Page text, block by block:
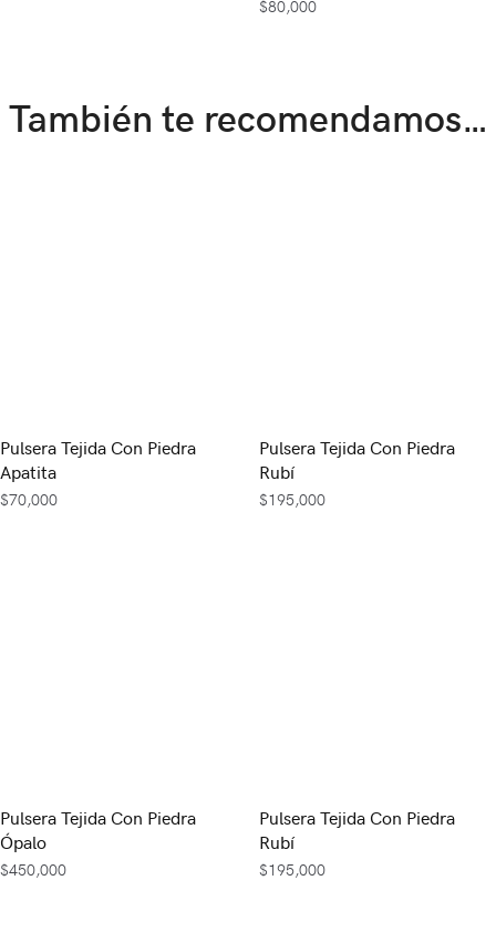
$80,000
También te recomendamos…
Pulsera Tejida Con Piedra
Apatita
$70,000
Pulsera Tejida Con Piedra
Rubí
$195,000
Pulsera Tejida Con Piedra
Ópalo
$450,000
Pulsera Tejida Con Piedra
Rubí
$195,000